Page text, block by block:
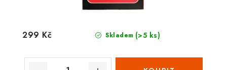
Skladem (>5 ks)
299 Kč